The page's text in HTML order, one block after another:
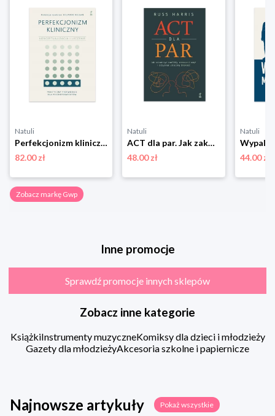
Natuli
Perfekcjonizm kliniczny. Konceptualizacja i leczenie Gwp
82.00 zł
Natuli
ACT dla par. Jak zakończyć konflikty, wzmocnić więź i odzyskać utraconą bliskość Gwp
48.00 zł
Natuli
44.00 zł
Zobacz markę Gwp
Inne promocje
Sprawdź promocje innych sklepów
Zobacz inne kategorie
KsiążkiInstrumenty muzyczneKomiksy dla dzieci i młodzieży
Gazety dla młodzieżyAkcesoria szkolne i papiernicze
Najnowsze artykuły Pokaż wszystkie